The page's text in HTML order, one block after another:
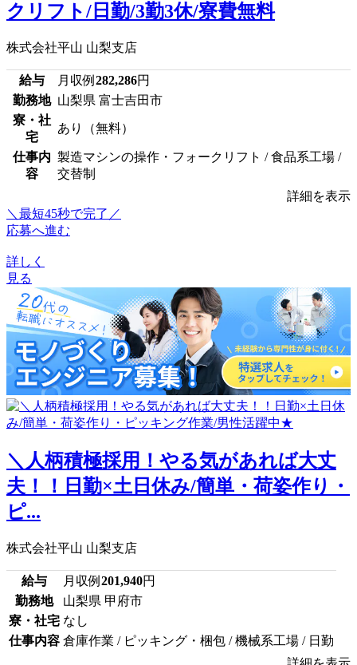
クリフト/日勤/3勤3休/寮費無料
株式会社平山 山梨支店
給与 月収例 282,286円
勤務地 山梨県 富士吉田市
寮・社
宅
あり（無料）
仕事内
容
製造マシンの操作・フォークリフト / 食品系工場 /
交替制
詳細を表示
＼最短45秒で完了／
応募へ進む
詳しく
見る
＼人柄積極採用！やる気があれば大丈
夫！！日勤×土日休み/簡単・荷姿作り・
ピ...
株式会社平山 山梨支店
給与 月収例 201,940円
勤務地
山梨県 甲府市
寮・社宅 なし
仕事内容 倉庫作業 / ピッキング・梱包 / 機械系工場 / 日勤